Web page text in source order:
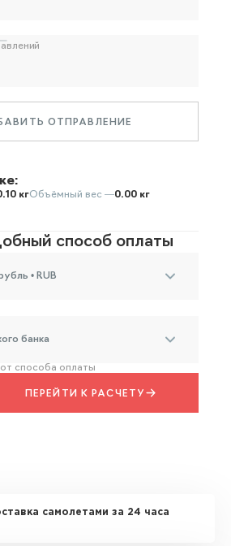
ОТПРАВЛЕНИЕ
кгОбъёмный вес —0.00 кг
способ оплаты
• RUB
банка
способа оплаты
ПЕРЕЙТИ К РАСЧЕТУ
самолетами за 24 часа